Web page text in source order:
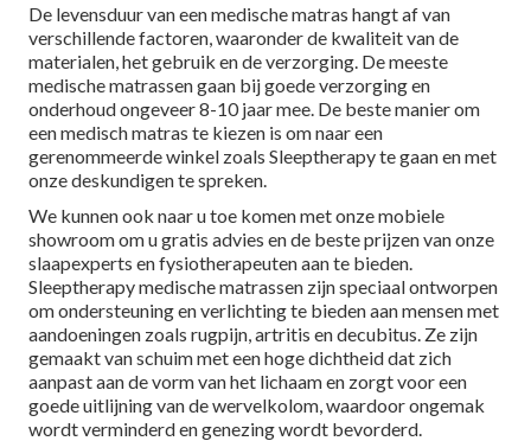
De levensduur van een medische matras hangt af van
verschillende factoren, waaronder de kwaliteit van de
materialen, het gebruik en de verzorging. De meeste
medische matrassen gaan bij goede verzorging en
onderhoud ongeveer 8-10 jaar mee. De beste manier om
een medisch matras te kiezen is om naar een
gerenommeerde winkel zoals Sleeptherapy te gaan en met
onze deskundigen te spreken.
We kunnen ook naar u toe komen met onze mobiele
showroom om u gratis advies en de beste prijzen van onze
slaapexperts en fysiotherapeuten aan te bieden.
Sleeptherapy medische matrassen zijn speciaal ontworpen
om ondersteuning en verlichting te bieden aan mensen met
aandoeningen zoals rugpijn, artritis en decubitus. Ze zijn
gemaakt van schuim met een hoge dichtheid dat zich
aanpast aan de vorm van het lichaam en zorgt voor een
goede uitlijning van de wervelkolom, waardoor ongemak
wordt verminderd en genezing wordt bevorderd.